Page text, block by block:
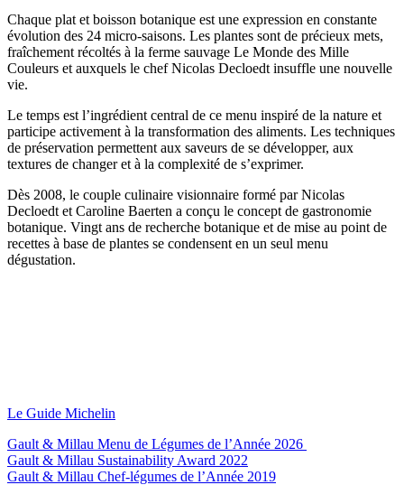
Chaque plat et boisson botanique est une expression en constante
évolution des 24 micro-saisons. Les plantes sont de précieux mets,
fraîchement récoltés à la ferme sauvage Le Monde des Mille
Couleurs et auxquels le chef Nicolas Decloedt insuffle une nouvelle
vie.
Le temps est l’ingrédient central de ce menu inspiré de la nature et
participe activement à la transformation des aliments. Les techniques
de préservation permettent aux saveurs de se développer, aux
textures de changer et à la complexité de s’exprimer.
Dès 2008, le couple culinaire visionnaire formé par Nicolas
Decloedt et Caroline Baerten a conçu le concept de gastronomie
botanique. Vingt ans de recherche botanique et de mise au point de
recettes à base de plantes se condensent en un seul menu
dégustation.
Le Guide Michelin
Gault & Millau Menu de Légumes de l’Année 2026
Gault & Millau Sustainability Award 2022
Gault & Millau Chef-légumes de l’Année 2019